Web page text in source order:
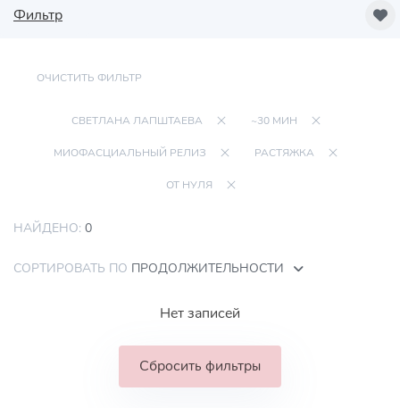
Фильтр
ОЧИСТИТЬ ФИЛЬТР
СВЕТЛАНА ЛАПШТАЕВА ~30 МИН
МИОФАСЦИАЛЬНЫЙ РЕЛИЗ РАСТЯЖКА
ОТ НУЛЯ
НАЙДЕНО: 0
СОРТИРОВАТЬ ПО ПРОДОЛЖИТЕЛЬНОСТИ
Нет записей
Сбросить фильтры